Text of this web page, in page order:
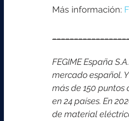
Más información:
FEGIME España
mercado español.
más de 150 puntos
en 24 países. En
de material